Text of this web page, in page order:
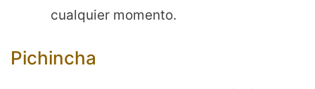
cualquier momento.
Pichincha